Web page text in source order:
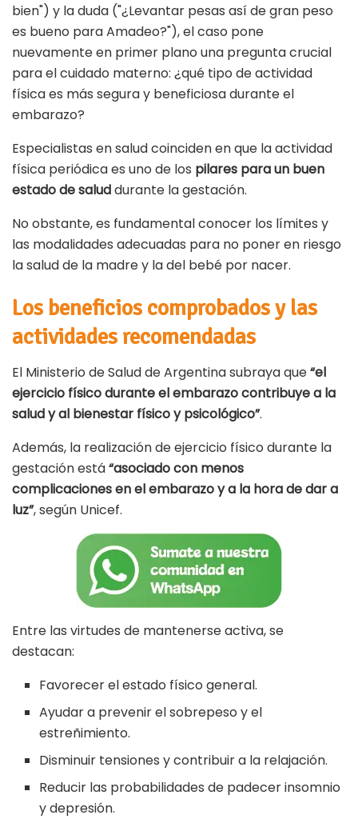
bien") y la duda ("¿Levantar pesas así de gran peso
es bueno para Amadeo?"), el caso pone
nuevamente en primer plano una pregunta crucial
para el cuidado materno: ¿qué tipo de actividad
física es más segura y beneficiosa durante el
embarazo?
Especialistas en salud coinciden en que la actividad
física periódica es uno de los pilares para un buen
estado de saluddurante la gestación.
No obstante, es fundamental conocer los límites y
las modalidades adecuadas para no poner en riesgo
la salud de la madre y la del bebé por nacer.
Los beneficios comprobados y las
actividades recomendadas
El Ministerio de Salud de Argentina subraya que“el
ejercicio físico durante el embarazo contribuye a la
salud y al bienestar físico y psicológico”.
Además, la realización de ejercicio físico durante la
gestación está“asociado con menos
complicaciones en el embarazo y a la hora de dar a
luz”, según Unicef.
Entre las virtudes de mantenerse activa, se
destacan:
Favorecer el estado físico general.
Ayudar a prevenir el sobrepeso y el
estreñimiento.
Disminuir tensiones y contribuir a la relajación.
Reducir las probabilidades de padecer insomnio
y depresión.